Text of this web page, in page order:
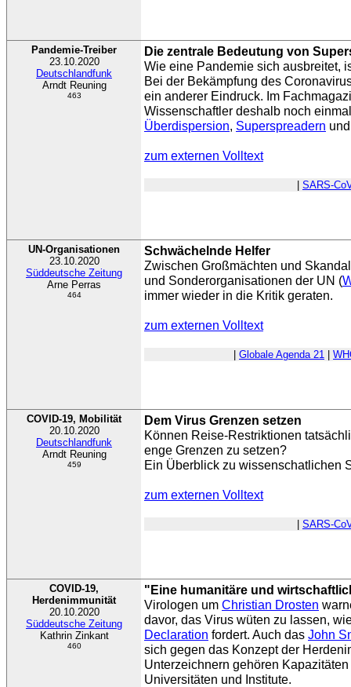
Pandemie-Treiber
23.10.2020
Deutschlandfunk
Arndt Reuning
463
Die zentrale Bedeutung von
Wie eine Pandemie sich ausbreitet,
Bei der Bekämpfung des
ein anderer Eindruck. Im
Wissenschaftler deshalb noch
Überdispersion, Superspreadern
zum externen Volltext
SARS-
UN-Organisationen
23.10.2020
Süddeutsche Zeitung
Arne Perras
464
Schwächelnde Helfer
Zwischen Großmächten und
und Sonderorganisationen der UN (
immer wieder in die Kritik geraten.
zum externen Volltext
Globale Agenda 21
COVID-19, Mobilität
20.10.2020
Deutschlandfunk
Arndt Reuning
459
Dem Virus Grenzen setzen
Können Reise-Restriktionen
enge Grenzen zu setzen?
Ein Überblick zu wissenschatlichen
zum externen Volltext
SARS-
COVID-19,
Herdenimmunität
20.10.2020
Süddeutsche Zeitung
Kathrin Zinkant
460
"Eine humanitäre und
Virologen um Christian Drosten
davor, das Virus wüten zu lassen,
Declaration fordert. Auch das John
sich gegen das Konzept der
Unterzeichnern gehören
Universitäten und Institute.